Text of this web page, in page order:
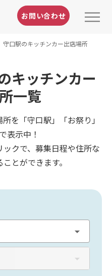
お問い合わせ
守口駅のキッチンカー出店場所
キッチンカー
一覧
を「守口駅」「お祭り」
表示中！
クで、募集日程や住所な
とができます。